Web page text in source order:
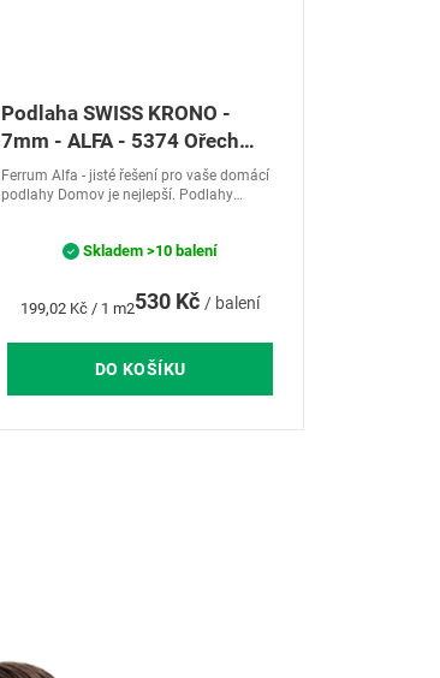
Podlaha SWISS KRONO -
7mm - ALFA - 5374 Ořech
Metaxa
530 Kč/ balení
Měrná
199,02 Kč / 1 m2
DO KOŠÍKU
Ferrum Alfa - jisté řešení pro vaše domácí
podlahy Domov je nejlepší. Podlahy
domově...
Skladem>10 balení